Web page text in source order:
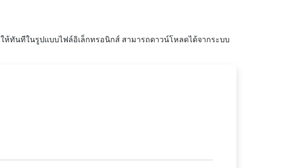
ให้ทันทีในรูปแบบไฟล์อิเล็กทรอนิกส์ สามารถดาวน์โหลดได้จากระบบ